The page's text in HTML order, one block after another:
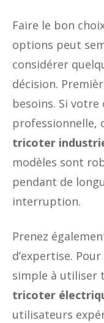
Faire le bon
options peut
considérer
décision.
besoins. Si
professionnelle,
tricoter
modèles sont
pendant de
interruption.
Prenez
d’expertise.
simple à utiliser
tricoter
utilisateurs